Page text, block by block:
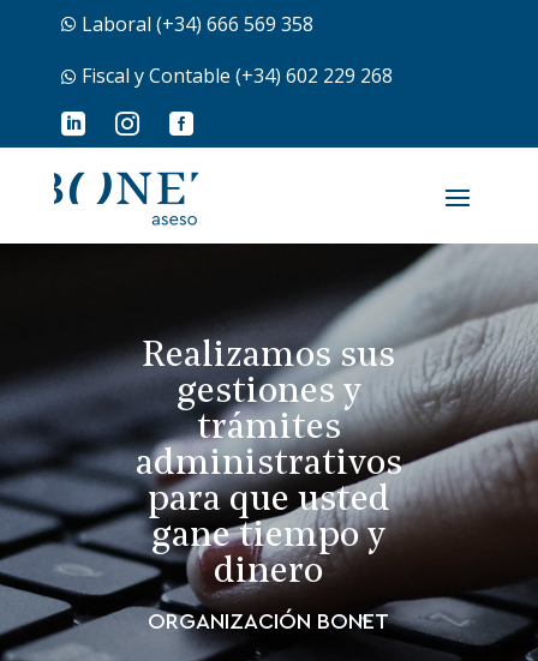
 Laboral (+34) 666 569 358
 Fiscal y Contable (+34) 602 229 268
  
Realizamos sus
gestiones y
trámites
administrativos
para que usted
gane tiempo y
dinero
ORGANIZACIÓN BONET